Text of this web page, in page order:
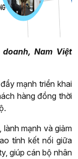
Nam Việt
mạnh triển khai
hàng đồng thời
mạnh và giảm
tính kết nối giữa
giúp cán bộ nhân